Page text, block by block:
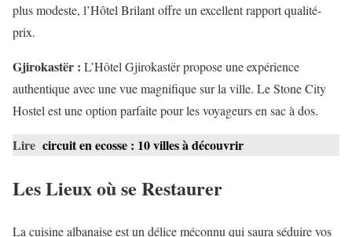
plus modeste, l’Hôtel Brilant offre un excellent rapport qualité-
prix.
Gjirokastër : L’Hôtel Gjirokastër propose une expérience
authentique avec une vue magnifique sur la ville. Le Stone City
Hostel est une option parfaite pour les voyageurs en sac à dos.
Lire circuit en ecosse : 10 villes à découvrir
Les Lieux où se Restaurer
La cuisine albanaise est un délice méconnu qui saura séduire vos